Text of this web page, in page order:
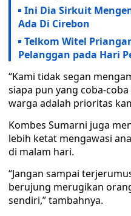
Ini Dia Sirkuit
Ada Di Cirebon
Telkom Witel
Pelanggan pada Hari
“Kami tidak segan
siapa pun yang coba-
warga adalah prioritas
Kombes Sumarni juga
lebih ketat mengawasi
di malam hari.
“Jangan sampai
berujung merugikan
sendiri,” tambahnya.